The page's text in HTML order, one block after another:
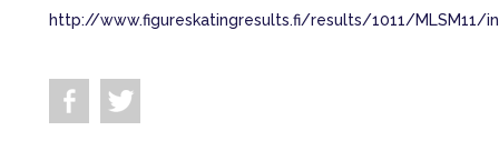
http://www.figureskatingresults.fi/results/1011/MLSM11/